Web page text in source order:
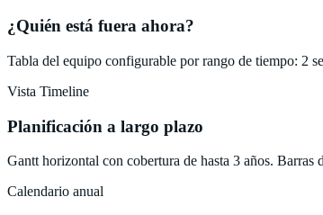
¿Quién está fuera ahora?
Tabla del equipo configurable por rango de tiempo: 2
Vista Timeline
Planificación a largo plazo
Gantt horizontal con cobertura de hasta 3 años.
Calendario anual